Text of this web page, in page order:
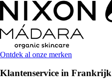
Ontdek al onze merken
Klantenservice in Frankrijk